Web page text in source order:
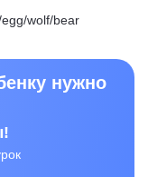
wolf/bear
нужно